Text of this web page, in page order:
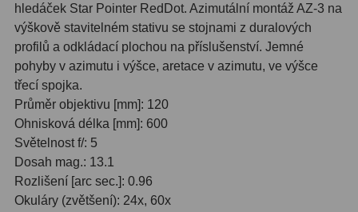
Barlow 4x
Barlow 5x8
Převracecí
Hledáčky28
Optické hledáčky
Red Dot hledáčky 6
hledáček Star Pointer RedDot. Azimutální montáž AZ-3 na
výškově stavitelném stativu se stojnami z duralových
profilů a odkládací plochou na příslušenství. Jemné
pohyby v azimutu i výšce, aretace v azimutu, ve výšce
třecí spojka.
Průměr objektivu [mm]: 120
Ohnisková délka [mm]: 600
Světelnost f/: 5
Dosah mag.: 13.1
Rozlišení [arc sec.]: 0.96
Okuláry (zvětšení): 24x, 60x